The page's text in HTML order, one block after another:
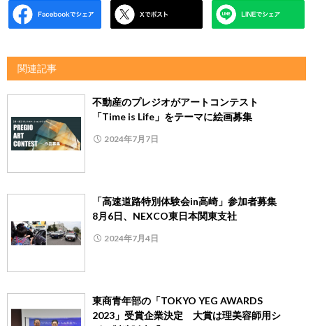
関連記事
不動産のプレジオがアートコンテスト
「Time is Life」をテーマに絵画募集
2024年7月7日
「高速道路特別体験会in高崎」参加者募集
8月6日、NEXCO東日本関東支社
2024年7月4日
東商青年部の「TOKYO YEG AWARDS
2023」受賞企業決定 大賞は理美容師用シ